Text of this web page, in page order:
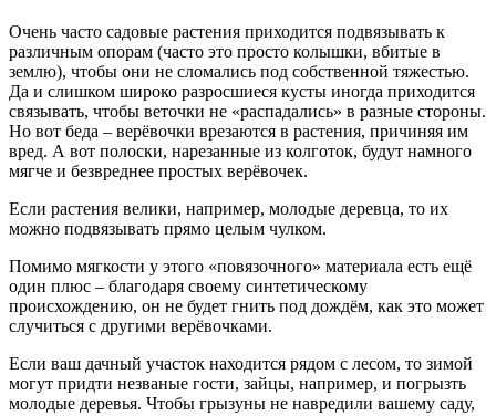
Очень часто садовые растения приходится подвязывать к
различным опорам (часто это просто колышки, вбитые в
землю), чтобы они не сломались под собственной тяжестью.
Да и слишком широко разросшиеся кусты иногда приходится
связывать, чтобы веточки не «распадались» в разные стороны.
Но вот беда – верёвочки врезаются в растения, причиняя им
вред. А вот полоски, нарезанные из колготок, будут намного
мягче и безвреднее простых верёвочек.
Если растения велики, например, молодые деревца, то их
можно подвязывать прямо целым чулком.
Помимо мягкости у этого «повязочного» материала есть ещё
один плюс – благодаря своему синтетическому
происхождению, он не будет гнить под дождём, как это может
случиться с другими верёвочками.
Если ваш дачный участок находится рядом с лесом, то зимой
могут придти незваные гости, зайцы, например, и погрызть
молодые деревья. Чтобы грызуны не навредили вашему саду,